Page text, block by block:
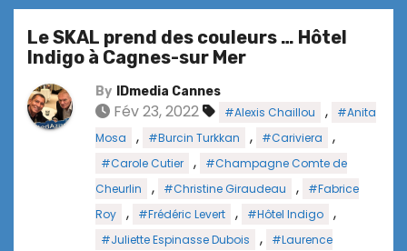
Le SKAL prend des couleurs … Hôtel
Indigo à Cagnes-sur Mer
By IDmedia Cannes
Fév 23, 2022 #Alexis Chaillou ,
#Anita
Mosa
, #Burcin Turkkan , #Cariviera ,
#Carole Cutier ,
#Champagne Comte de
Cheurlin
, #Christine Giraudeau ,
#Fabrice
Roy
, #Frédéric Levert , #Hôtel Indigo ,
#Juliette Espinasse Dubois ,
#Laurence